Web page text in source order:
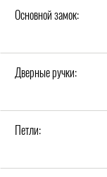
Основной замок:
Дверные ручки:
Петли: